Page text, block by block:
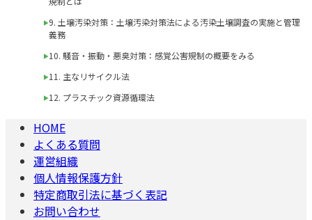
9. 土壌汚染対策：土壌汚染対策法による汚染土壌調査の実施と管理
義務
10. 騒音・振動・悪臭対策：感覚公害規制の概要をみる
11. 主なリサイクル法
12. プラスチック資源循環法
HOME
よくある質問
運営組織
個人情報保護方針
特定商取引法に基づく表記
お問い合わせ